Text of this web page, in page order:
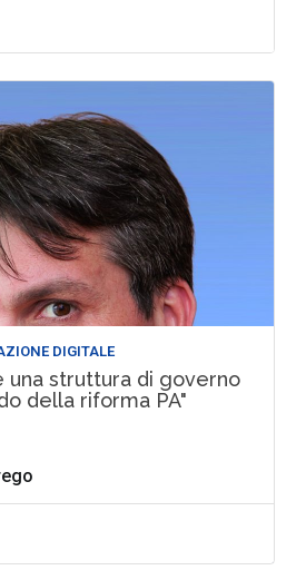
DIGITALE
una struttura di governo
della riforma PA"